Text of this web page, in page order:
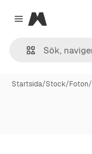
Close menu
Magnific
Startsida/Stock/Foton/